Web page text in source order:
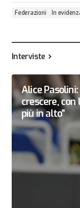
Federazioni In
Interviste
Alice
crescere, con
più in alto”